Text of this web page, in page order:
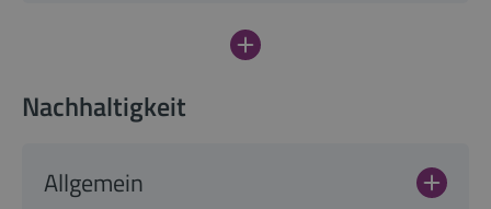
Nachhaltigkeit
Allgemein